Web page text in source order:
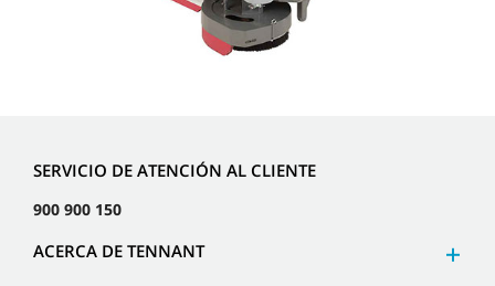
SERVICIO DE ATENCIÓN AL CLIENTE
900 900 150
ACERCA DE TENNANT